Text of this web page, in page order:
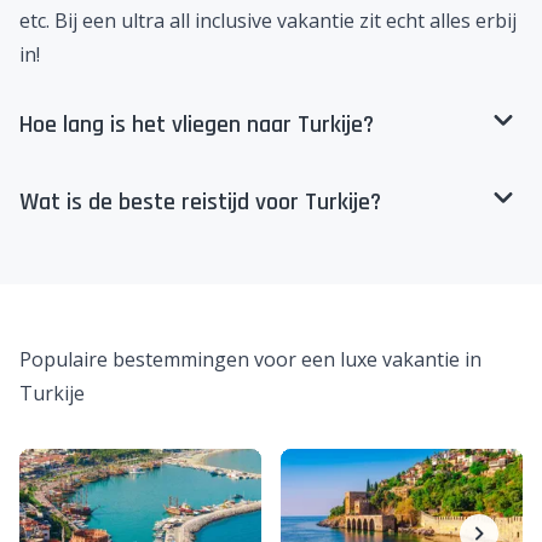
etc. Bij een ultra all inclusive vakantie zit echt alles erbij
in!
Hoe lang is het vliegen naar Turkije?
Wat is de beste reistijd voor Turkije?
Populaire bestemmingen voor een luxe vakantie in
Turkije